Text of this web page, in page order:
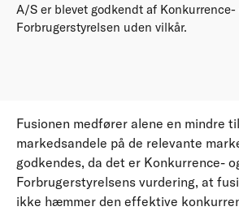
A/S er blevet godkendt af Konkurrence-
Forbrugerstyrelsen uden vilkår.
Fusionen medfører alene en mindre
markedsandele på de relevante
godkendes, da det er Konkurrence-
Forbrugerstyrelsens vurdering, at
ikke hæmmer den effektive